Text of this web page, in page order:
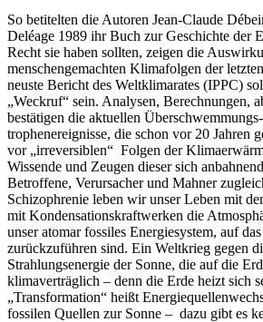
So betitelten die Autoren Jean-Claude
Deléage 1989 ihr Buch zur Geschichte der
Recht sie haben sollten, zeigen die
menschengemachten Klimafolgen der
neuste Bericht des Weltklimarates (IPPC)
„Weckruf“ sein. Analysen, Berechnungen,
bestätigen die aktuellen
trophenereignisse, die schon vor 20 Jahren
vor „irreversiblen“ Folgen der
Wissende und Zeugen dieser sich
Betroffene, Verursacher und Mahner
Schizophrenie leben wir unser Leben mit
mit Kondensationskraftwerken die
unser atomar fossiles Energiesystem, auf
zurückzuführen sind. Ein Weltkrieg gegen
Strahlungsenergie der Sonne, die auf die
klimaverträglich – denn die Erde heizt sich
„Transformation“ heißt
fossilen Quellen zur Sonne – dazu gibt es